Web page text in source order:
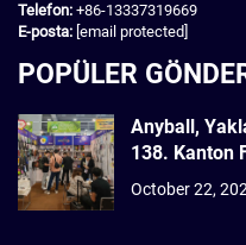
Telefon: +86-13337319669
E-posta: [email protected]
POPÜLER
Anyball,
138. Kanton
October 22,